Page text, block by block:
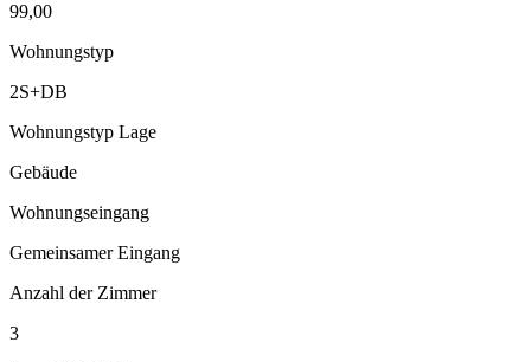
99,00
Wohnungstyp
2S+DB
Wohnungstyp Lage
Gebäude
Wohnungseingang
Gemeinsamer Eingang
Anzahl der Zimmer
3